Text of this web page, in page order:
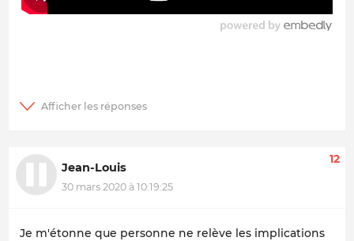
Jean-Louis
30 mars 2020 à 10:19:25
12
Je m'étonne que personne ne relève les implications